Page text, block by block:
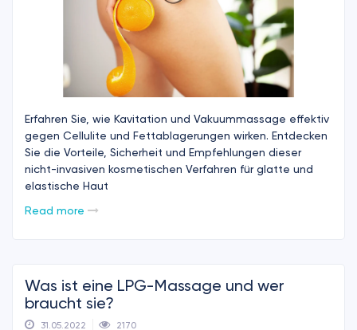
Erfahren Sie, wie Kavitation und Vakuummassage effektiv
gegen Cellulite und Fettablagerungen wirken. Entdecken
Sie die Vorteile, Sicherheit und Empfehlungen dieser
nicht-invasiven kosmetischen Verfahren für glatte und
elastische Haut
Read more
Was ist eine LPG-Massage und wer
braucht sie?
31.05.2022 2170